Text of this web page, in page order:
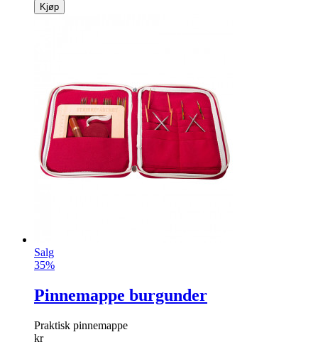
Kjøp
Salg
35%
Pinnemappe burgunder
Praktisk pinnemappe
kr